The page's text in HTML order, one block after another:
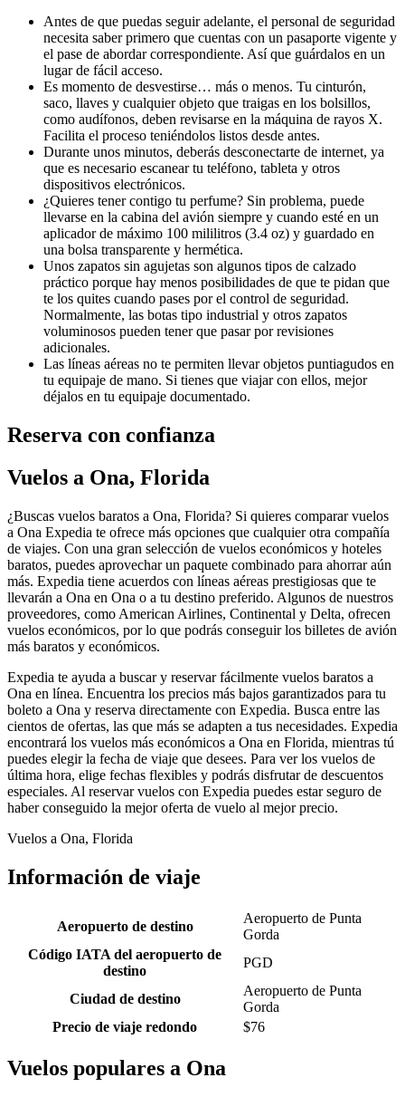
Antes de que puedas seguir adelante, el personal de seguridad
necesita saber primero que cuentas con un pasaporte vigente y
el pase de abordar correspondiente. Así que guárdalos en un
lugar de fácil acceso.
Es momento de desvestirse… más o menos. Tu cinturón,
saco, llaves y cualquier objeto que traigas en los bolsillos,
como audífonos, deben revisarse en la máquina de rayos X.
Facilita el proceso teniéndolos listos desde antes.
Durante unos minutos, deberás desconectarte de internet, ya
que es necesario escanear tu teléfono, tableta y otros
dispositivos electrónicos.
¿Quieres tener contigo tu perfume? Sin problema, puede
llevarse en la cabina del avión siempre y cuando esté en un
aplicador de máximo 100 mililitros (3.4 oz) y guardado en
una bolsa transparente y hermética.
Unos zapatos sin agujetas son algunos tipos de calzado
práctico porque hay menos posibilidades de que te pidan que
te los quites cuando pases por el control de seguridad.
Normalmente, las botas tipo industrial y otros zapatos
voluminosos pueden tener que pasar por revisiones
adicionales.
Las líneas aéreas no te permiten llevar objetos puntiagudos en
tu equipaje de mano. Si tienes que viajar con ellos, mejor
déjalos en tu equipaje documentado.
Reserva con confianza
Vuelos a Ona, Florida
¿Buscas vuelos baratos a Ona, Florida? Si quieres comparar vuelos
a Ona Expedia te ofrece más opciones que cualquier otra compañía
de viajes. Con una gran selección de vuelos económicos y hoteles
baratos, puedes aprovechar un paquete combinado para ahorrar aún
más. Expedia tiene acuerdos con líneas aéreas prestigiosas que te
llevarán a Ona en Ona o a tu destino preferido. Algunos de nuestros
proveedores, como American Airlines, Continental y Delta, ofrecen
vuelos económicos, por lo que podrás conseguir los billetes de avión
más baratos y económicos.
Expedia te ayuda a buscar y reservar fácilmente vuelos baratos a
Ona en línea. Encuentra los precios más bajos garantizados para tu
boleto a Ona y reserva directamente con Expedia. Busca entre las
cientos de ofertas, las que más se adapten a tus necesidades. Expedia
encontrará los vuelos más económicos a Ona en Florida, mientras tú
puedes elegir la fecha de viaje que desees. Para ver los vuelos de
última hora, elige fechas flexibles y podrás disfrutar de descuentos
especiales. Al reservar vuelos con Expedia puedes estar seguro de
haber conseguido la mejor oferta de vuelo al mejor precio.
Vuelos a Ona, Florida
Información de viaje
Aeropuerto de destino
Aeropuerto de Punta
Gorda
Código IATA del aeropuerto de
destino
PGD
Ciudad de destino
Aeropuerto de Punta
Gorda
Precio de viaje redondo
$76
Vuelos populares a Ona